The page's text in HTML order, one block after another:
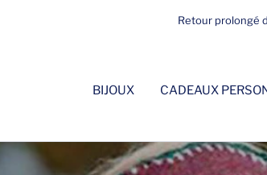
Retour prolongé
BIJOUX CADEAUX